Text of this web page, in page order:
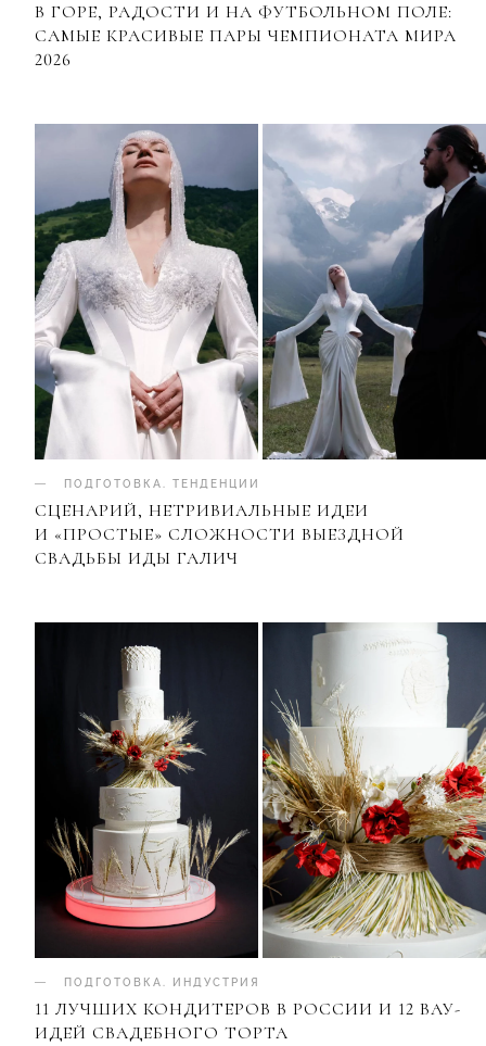
В ГОРЕ, РАДОСТИ И НА ФУТБОЛЬНОМ ПОЛЕ:
САМЫЕ КРАСИВЫЕ ПАРЫ ЧЕМПИОНАТА МИРА
2026
ПОДГОТОВКА ТЕНДЕНЦИИ
СЦЕНАРИЙ, НЕТРИВИАЛЬНЫЕ ИДЕИ
И «ПРОСТЫЕ» СЛОЖНОСТИ ВЫЕЗДНОЙ
СВАДЬБЫ ИДЫ ГАЛИЧ
ПОДГОТОВКА ИНДУСТРИЯ
11 ЛУЧШИХ КОНДИТЕРОВ В РОССИИ И 12 ВАУ-
ИДЕЙ СВАДЕБНОГО ТОРТА